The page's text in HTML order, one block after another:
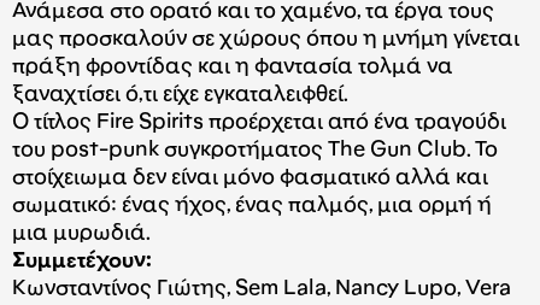
Ανάμεσα στο ορατό και το χαμένο, τα έργα τους
μας προσκαλούν σε χώρους όπου η μνήμη γίνεται
πράξη φροντίδας και η φαντασία τολμά να
ξαναχτίσει ό,τι είχε εγκαταλειφθεί.
Ο τίτλος Fire Spirits προέρχεται από ένα τραγούδι
του post-punk συγκροτήματος The Gun Club. Το
στοίχειωμα δεν είναι μόνο φασματικό αλλά και
σωματικό: ένας ήχος, ένας παλμός, μια ορμή ή
μια μυρωδιά.
Συμμετέχουν:
Κωνσταντίνος Γιώτης, Sem Lala, Nancy Lupo, Vera